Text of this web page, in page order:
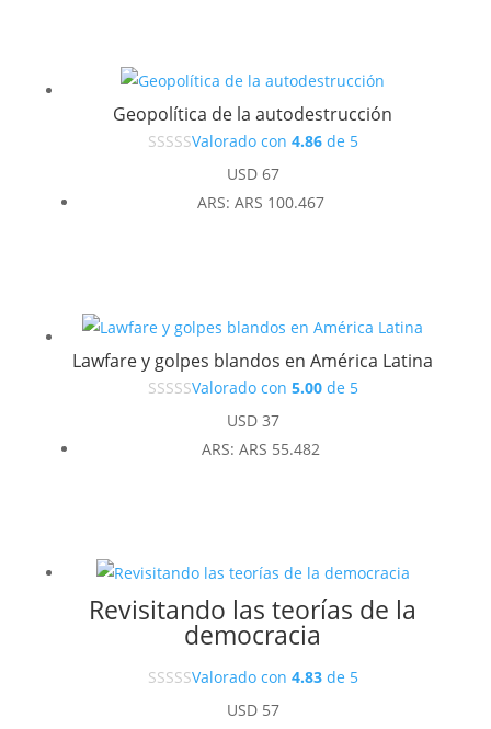
Geopolítica de la autodestrucción
Valorado con 4.86de 5
USD67
ARS: ARS 100.467
Lawfare y golpes blandos en América Latina
Valorado con 5.00de 5
USD37
ARS: ARS 55.482
Revisitando las teorías de la
democracia
Valorado con 4.83de 5
USD57